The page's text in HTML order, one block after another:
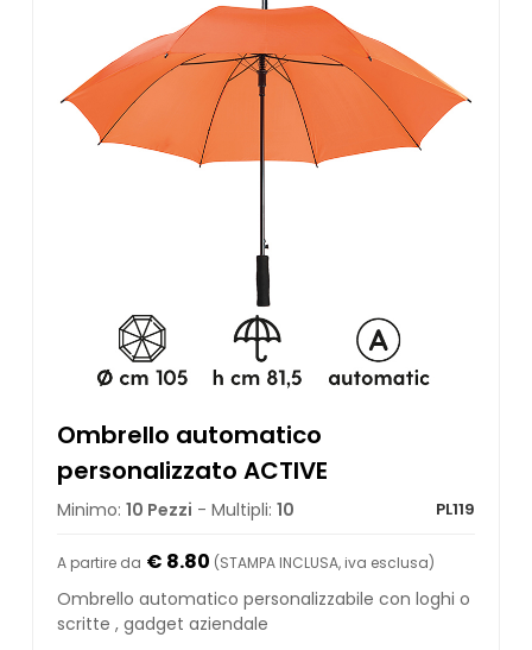
Ombrello automatico
personalizzato ACTIVE
Minimo: 10 Pezzi - Multipli: 10 PL119
A partire da € 8.80 (STAMPA INCLUSA, iva esclusa)
Ombrello automatico personalizzabile con loghi o
scritte , gadget aziendale